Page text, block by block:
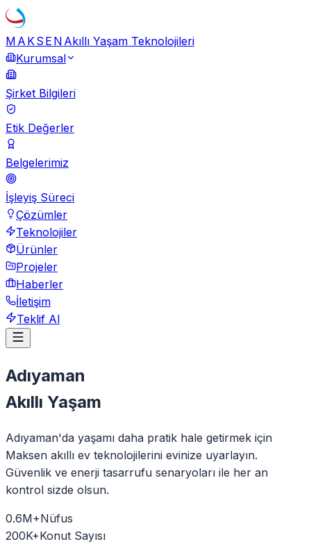
MAKSEN Akıllı Yaşam Teknolojileri
Kurumsal
Şirket Bilgileri
Etik Değerler
Belgelerimiz
İşleyiş Süreci
Çözümler
Teknolojiler
Ürünler
Projeler
Haberler
İletişim
Teklif Al
Adıyaman
Akıllı Yaşam
Adıyaman'da yaşamı daha pratik hale getirmek için
Maksen akıllı ev teknolojilerini evinize uyarlayın.
Güvenlik ve enerji tasarrufu senaryoları ile her an
kontrol sizde olsun.
0.6M+Nüfus
200K+Konut Sayısı